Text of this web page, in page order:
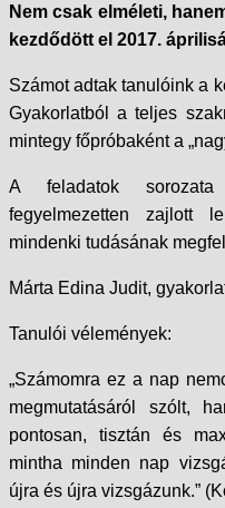
Nem csak elméleti,
kezdődött el 2017.
Számot adtak tanulóink a
Gyakorlatból a teljes
mintegy főpróbaként a
A feladatok sorozata
fegyelmezetten zajlott
mindenki tudásának
Márta Edina Judit,
Tanulói vélemények:
„Számomra ez a nap
megmutatásáról szólt,
pontosan, tisztán és
mintha minden nap
újra és újra vizsgázunk.”